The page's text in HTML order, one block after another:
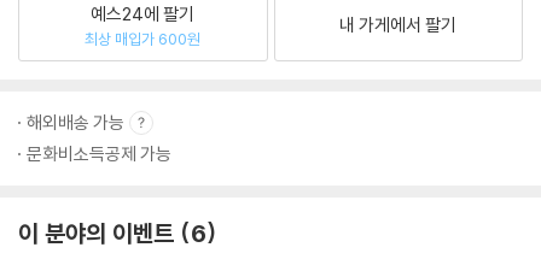
예스24에 팔기
최상 매입가 600원
내 가게에서 팔기
해외배송 가능
문화비소득공제 가능
이 분야의 이벤트 6